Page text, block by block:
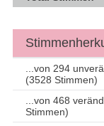
...von 294
(3528 Stimmen)
...von 468
Stimmen)